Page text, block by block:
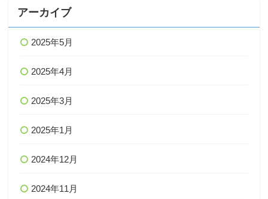
アーカイブ
2025年5月
2025年4月
2025年3月
2025年1月
2024年12月
2024年11月